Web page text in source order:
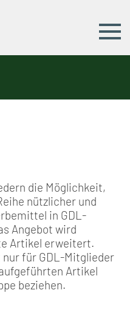
die Möglichkeit,
nützlicher und
in GDL-
Angebot wird
Artikel erweitert.
für GDL-Mitglieder
Artikel
beziehen.